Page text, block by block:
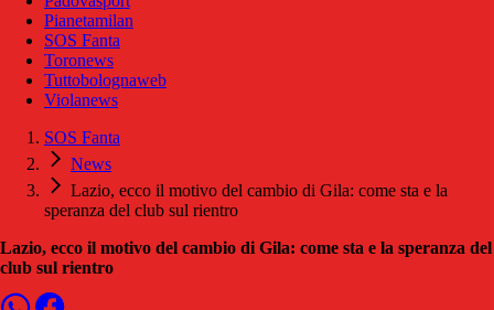
Pianetamilan
SOS Fanta
Toronews
Tuttobolognaweb
Violanews
SOS Fanta
News
Lazio, ecco il motivo del cambio di Gila: come sta e la
speranza del club sul rientro
Lazio, ecco il motivo del cambio di Gila: come sta e la speranza del
club sul rientro